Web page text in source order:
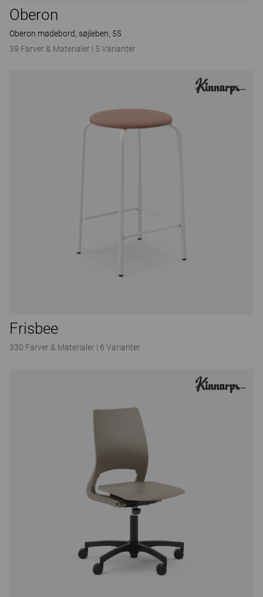
Oberon
Oberon mødebord, søjleben, 55
39 Farver & Materialer | 5 Varianter
Frisbee
330 Farver & Materialer | 6 Varianter